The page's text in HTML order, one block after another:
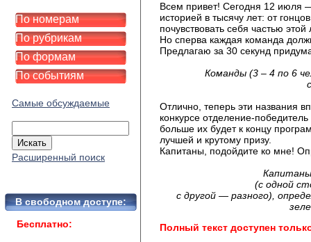
По номерам
По рубрикам
По формам
По событиям
Самые обсуждаемые
Расширенный поиск
В свободном доступе:
Бесплатно:
Всем привет! Сегодня 12 июля
историей в тысячу лет: от
почувствовать себя частью
Но сперва каждая команда
Предлагаю за 30 секунд
Команды (3 – 4 по 6
Отлично, теперь эти названия
конкурсе отделение-
больше их будет к концу
лучшей и крутому призу.
Капитаны, подойдите ко мне!
(с одной
с другой — разного),
Полный текст доступен